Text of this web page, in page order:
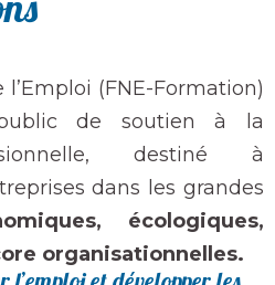
(FNE-Formation)
de soutien à la
destiné à
dans les grandes
écologiques,
organisationnelles.